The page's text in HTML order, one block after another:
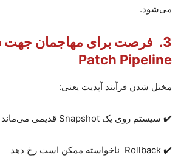
می‌شود.
3.
فرصت برای مهاجمان جهت
Patch Pipeline
مختل شدن فرآیند آپدیت یعنی:
✔️ سیستم روی یک Snapshot قدیمی می‌ماند
Rollback ✔️ ناخواسته ممکن است رخ دهد